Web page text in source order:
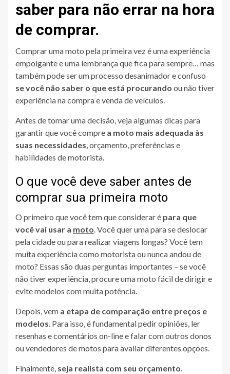
saber para não errar na hora
de comprar.
Comprar uma moto pela primeira vez é uma experiência
empolgante e uma lembrança que fica para sempre… mas
também pode ser um processo desanimador e confuso
se você não saber o que está procurando ou não tiver
experiência na compra e venda de veículos.
Antes de tomar uma decisão, veja algumas dicas para
garantir que você compre a moto mais adequada às
suas necessidades, orçamento, preferências e
habilidades de motorista.
O que você deve saber antes de
comprar sua primeira moto
O primeiro que você tem que consideraré para que
você vai usar a moto. Você quer uma para se deslocar
pela cidade ou para realizar viagens longas? Você tem
muita experiência como motorista ou nunca andou de
moto? Essas são duas perguntas importantes – se você
não tiver experiência, procure uma moto fácil de dirigir e
evite modelos com muita potência.
Depois, vem a etapa de comparação entre preços e
modelos. Para isso, é fundamental pedir opiniões, ler
resenhas e comentários on-line e falar com outros donos
ou vendedores de motos para avaliar diferentes opções.
Finalmente, seja realista com seu orçamento.